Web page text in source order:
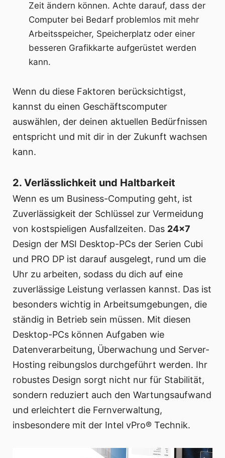
Zeit ändern können. Achte darauf, dass der
Computer bei Bedarf problemlos mit mehr
Arbeitsspeicher, Speicherplatz oder einer
besseren Grafikkarte aufgerüstet werden
kann.
Wenn du diese Faktoren berücksichtigst,
kannst du einen Geschäftscomputer
auswählen, der deinen aktuellen Bedürfnissen
entspricht und mit dir in der Zukunft wachsen
kann.
2. Verlässlichkeit und Haltbarkeit
Wenn es um Business-Computing geht, ist
Zuverlässigkeit der Schlüssel zur Vermeidung
von kostspieligen Ausfallzeiten. Das 24x7
Design der MSI Desktop-PCs der Serien Cubi
und PRO DP ist darauf ausgelegt, rund um die
Uhr zu arbeiten, sodass du dich auf eine
zuverlässige Leistung verlassen kannst. Das ist
besonders wichtig in Arbeitsumgebungen, die
ständig in Betrieb sein müssen. Mit diesen
Desktop-PCs können Aufgaben wie
Datenverarbeitung, Überwachung und Server-
Hosting reibungslos durchgeführt werden. Ihr
robustes Design sorgt nicht nur für Stabilität,
sondern reduziert auch den Wartungsaufwand
und erleichtert die Fernverwaltung,
insbesondere mit der Intel vPro® Technik.